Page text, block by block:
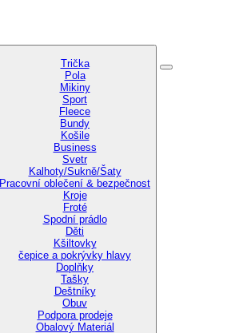
Trička
Pola
Mikiny
Sport
Fleece
Bundy
Košile
Business
Svetr
Kalhoty/Sukně/Šaty
Pracovní oblečení & bezpečnost
Kroje
Froté
Spodní prádlo
Děti
Kšiltovky
čepice a pokrývky hlavy
Doplňky
Tašky
Deštníky
Obuv
Podpora prodeje
Obalový Materiál